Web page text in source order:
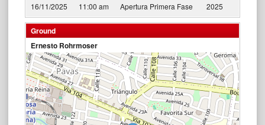
16/11/2025 11:00 am Apertura Primera Fase 2025
Ground
Ernesto Rohrmoser